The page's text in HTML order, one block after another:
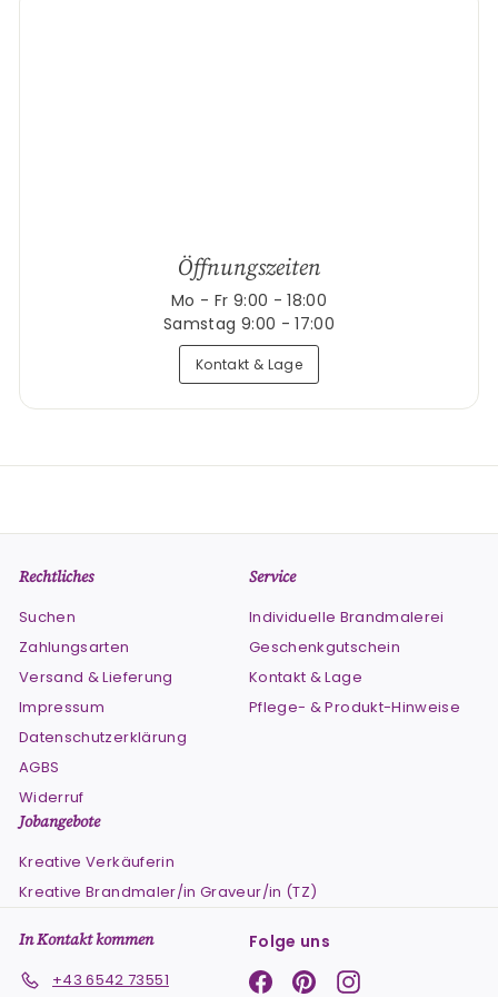
Öffnungszeiten
Mo - Fr 9:00 - 18:00
Samstag 9:00 - 17:00
Kontakt & Lage
Rechtliches
Suchen
Zahlungsarten
Versand & Lieferung
Impressum
Datenschutzerklärung
AGBS
Widerruf
Service
Individuelle Brandmalerei
Geschenkgutschein
Kontakt & Lage
Pflege- & Produkt-Hinweise
Jobangebote
Kreative Verkäuferin
Kreative Brandmaler/in Graveur/in (TZ)
In Kontakt kommen
+43 6542 73551
Folge uns
Facebook
PinterestInstagram